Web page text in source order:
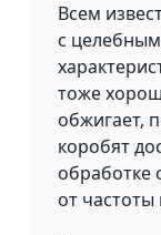
Всем
с
тоже
обжигает,
коробят
обработке
от